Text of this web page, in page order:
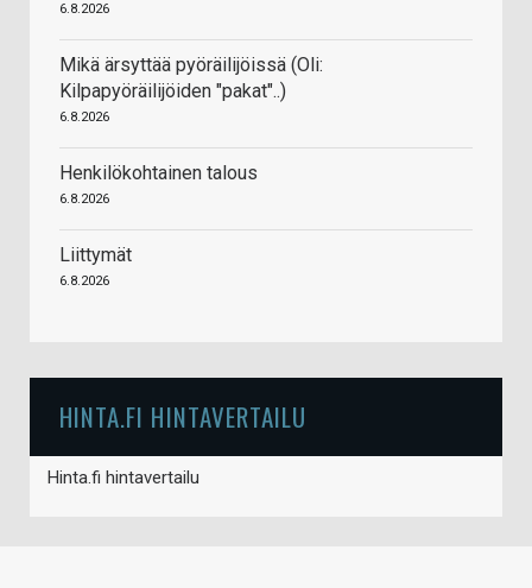
6.8.2026
Mikä ärsyttää pyöräilijöissä (Oli:
Kilpapyöräilijöiden "pakat"..)
6.8.2026
Henkilökohtainen talous
6.8.2026
Liittymät
6.8.2026
HINTA.FI HINTAVERTAILU
Hinta.fi hintavertailu